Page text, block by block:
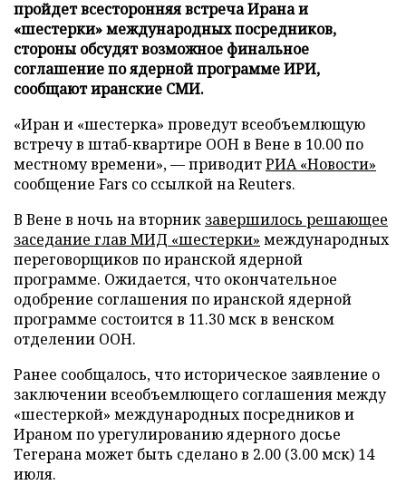
пройдет всесторонняя встреча Ирана и
«шестерки» международных посредников,
стороны обсудят возможное финальное
соглашение по ядерной программе ИРИ,
сообщают иранские СМИ.
«Иран и «шестерка» проведут всеобъемлющую
встречу в штаб-квартире ООН в Вене в 10.00 по
местному времени», — приводитРИА «Новости»
сообщение Fars со ссылкой на Reuters.
В Вене в ночь на вторник завершилось решающее
заседание глав МИД «шестерки» международных
переговорщиков по иранской ядерной
программе. Ожидается, что окончательное
одобрение соглашения по иранской ядерной
программе состоится в 11.30 мск в венском
отделении ООН.
Ранее сообщалось, что историческое заявление о
заключении всеобъемлющего соглашения между
«шестеркой» международных посредников и
Ираном по урегулированию ядерного досье
Тегерана может быть сделано в 2.00 (3.00 мск) 14
июля.